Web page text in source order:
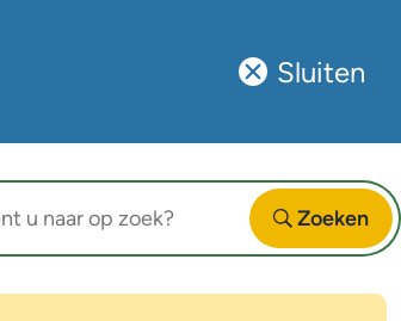
Sluiten
Sluit
notificatie
Open
Zoeken